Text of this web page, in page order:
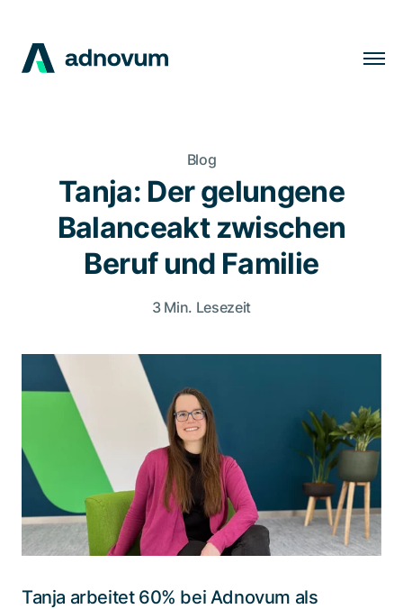
Insights
Unternehmen
DE
Spezialisten kontaktieren
Blog
Tanja: Der gelungene
Balanceakt zwischen
Beruf und Familie
3 Min. Lesezeit
Tanja arbeitet 60% bei Adnovum als